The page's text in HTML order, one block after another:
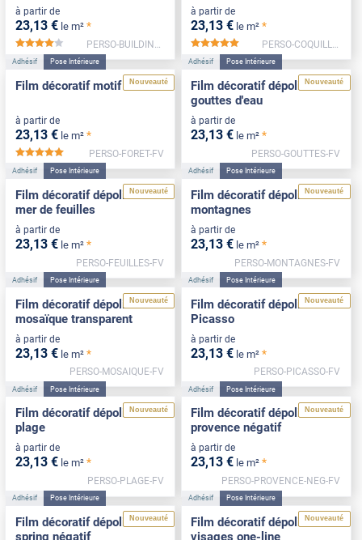
à partir de
23,13 € le m² *
*****
PERSO-BUILDING-FV
à partir de
23,13 € le m² *
*****
PERSO-COQUILLAGES-FV
Nouveauté
Adhésif Pose Intérieure
Film décoratif motif forêt
à partir de
23,13 € le m² *
*****
PERSO-FORET-FV
Nouveauté
Adhésif Pose Intérieure
Film décoratif dépoli motif
gouttes d'eau
à partir de
23,13 € le m² *
PERSO-GOUTTES-FV
Nouveauté
Adhésif Pose Intérieure
Film décoratif dépoli motif
mer de feuilles
à partir de
23,13 € le m² *
PERSO-FEUILLES-FV
Nouveauté
Adhésif Pose Intérieure
Film décoratif dépoli motif
montagnes
à partir de
23,13 € le m² *
PERSO-MONTAGNES-FV
Nouveauté
Adhésif Pose Intérieure
Film décoratif dépoli motif
mosaïque transparent
à partir de
23,13 € le m² *
PERSO-MOSAIQUE-FV
Nouveauté
Adhésif Pose Intérieure
Film décoratif dépoli motif
Picasso
à partir de
23,13 € le m² *
PERSO-PICASSO-FV
Nouveauté
Adhésif Pose Intérieure
Film décoratif dépoli motif
plage
à partir de
23,13 € le m² *
PERSO-PLAGE-FV
Nouveauté
Adhésif Pose Intérieure
Film décoratif dépoli motif
provence négatif
à partir de
23,13 € le m² *
PERSO-PROVENCE-NEG-FV
Nouveauté
Adhésif Pose Intérieure
Film décoratif dépoli motif
spring négatif
Nouveauté
Adhésif Pose Intérieure
Film décoratif dépoli motif
visages one-line